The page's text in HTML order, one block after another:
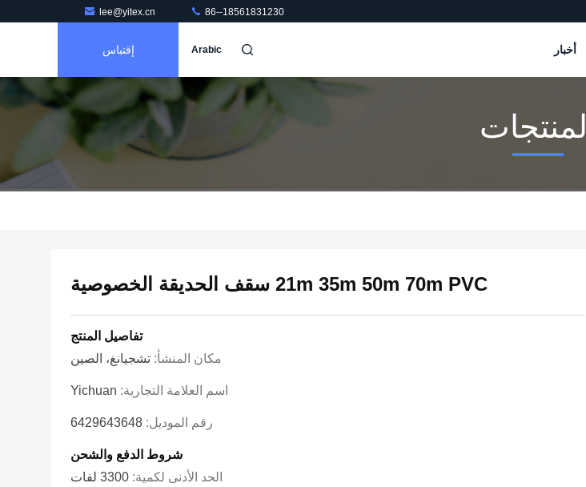
lee@yitex.cn 86--18561831230
أخبار Arabic إقتباس
المنتجات
21m 35m 50m 70m PVC سقف الحديقة الخصوصية
تفاصيل المنتج
مكان المنشأ: تشجيانغ، الصين
اسم العلامة التجارية: Yichuan
رقم الموديل: 6429643648
شروط الدفع والشحن
الحد الأدنى لكمية: 3300 لفات